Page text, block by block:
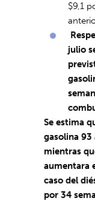
$9,1
julio
Se estima
gasolina 93
mientras
aumentara
caso del
por 34